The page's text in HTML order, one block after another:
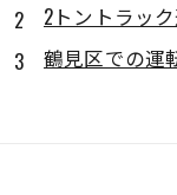
2トントラッ
鶴見区での運
初心者でも